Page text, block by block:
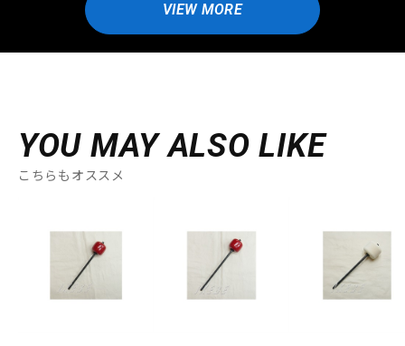
VIEW MORE
YOU MAY ALSO LIKE
こちらもオススメ